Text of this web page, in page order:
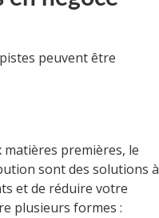
peuvent être
matières premières, le
sont des solutions à
et de réduire votre
plusieurs formes :